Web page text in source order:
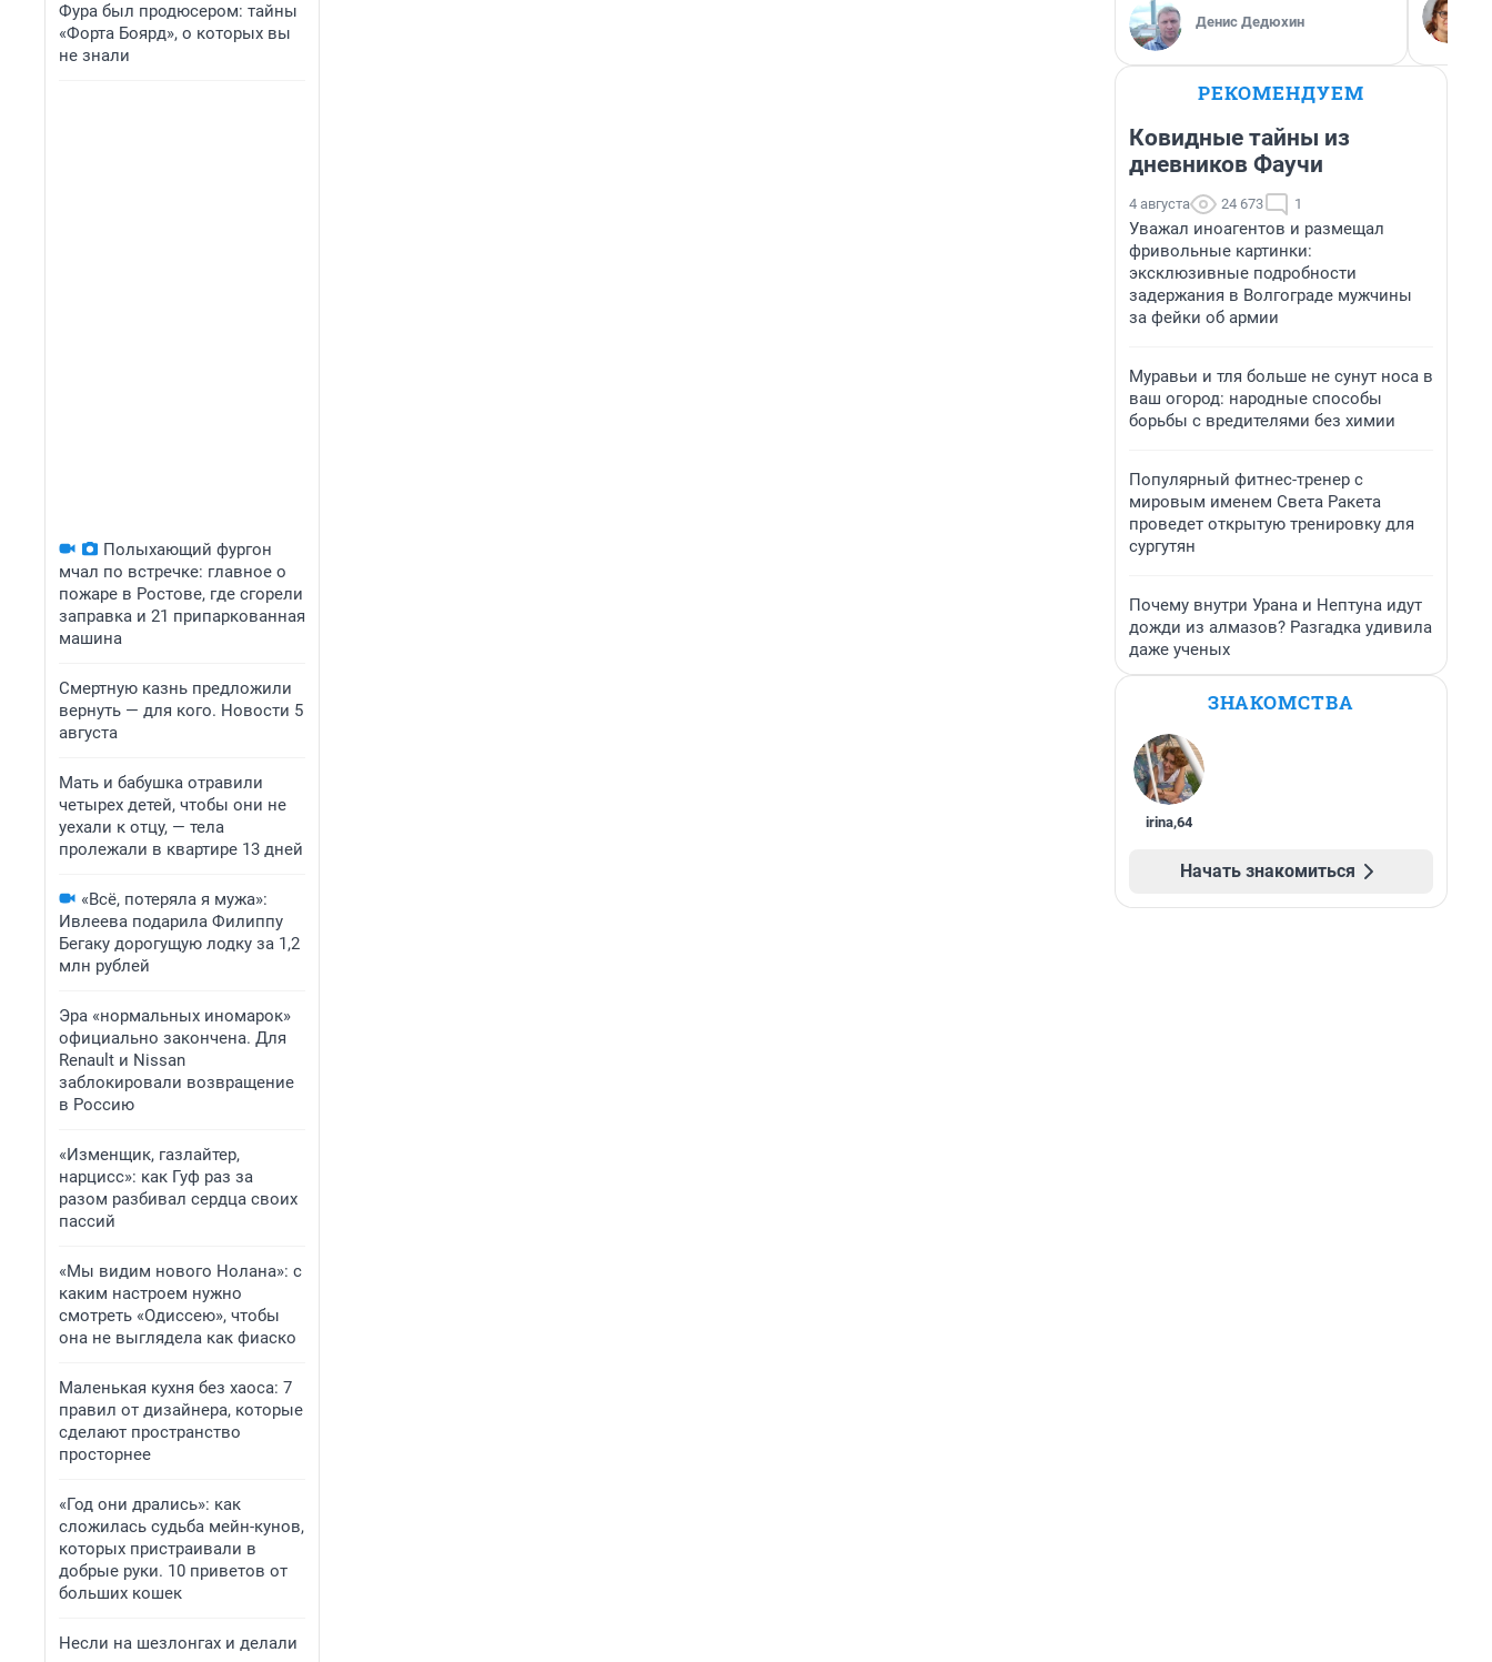
Фура был продюсером: тайны
«Форта Боярд», о которых вы
не знали
Полыхающий фургон
мчал по встречке: главное о
пожаре в Ростове, где сгорели
заправка и 21 припаркованная
машина
Смертную казнь предложили
вернуть — для кого. Новости 5
августа
Мать и бабушка отравили
четырех детей, чтобы они не
уехали к отцу, — тела
пролежали в квартире 13 дней
«Всё, потеряла я мужа»:
Ивлеева подарила Филиппу
Бегаку дорогущую лодку за 1,2
млн рублей
Эра «нормальных иномарок»
официально закончена. Для
Renault и Nissan
заблокировали возвращение
в Россию
«Изменщик, газлайтер,
нарцисс»: как Гуф раз за
разом разбивал сердца своих
пассий
«Мы видим нового Нолана»: с
каким настроем нужно
смотреть «Одиссею», чтобы
она не выглядела как фиаско
Маленькая кухня без хаоса: 7
правил от дизайнера, которые
сделают пространство
просторнее
«Год они дрались»: как
сложилась судьба мейн-кунов,
которых пристраивали в
добрые руки. 10 приветов от
больших кошек
Несли на шезлонгах и делали
Денис Дедюхин
РЕКОМЕНДУЕМ
Ковидные тайны из
дневников Фаучи
4 августа 24 673 1
Уважал иноагентов и размещал
фривольные картинки:
эксклюзивные подробности
задержания в Волгограде мужчины
за фейки об армии
Муравьи и тля больше не сунут носа в
ваш огород: народные способы
борьбы с вредителями без химии
Популярный фитнес-тренер с
мировым именем Света Ракета
проведет открытую тренировку для
сургутян
Почему внутри Урана и Нептуна идут
дожди из алмазов? Разгадка удивила
даже ученых
ЗНАКОМСТВА
irina,64
Начать знакомиться